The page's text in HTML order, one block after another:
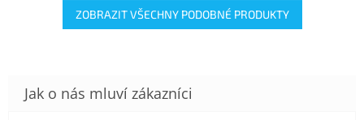
ZOBRAZIT VŠECHNY PODOBNÉ PRODUKTY